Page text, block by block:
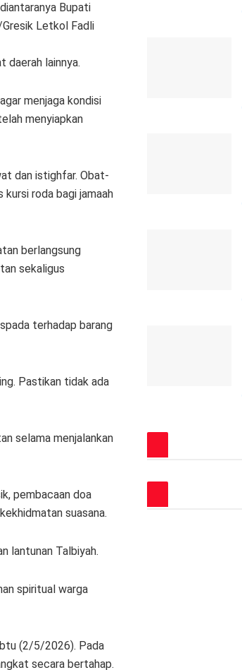
Bupati
Gresik Letkol Fadli
daerah lainnya.
menjaga kondisi
menyiapkan
dan istighfar. Obat-
roda bagi jamaah
berlangsung
sekaligus
terhadap barang
Pastikan tidak ada
selama menjalankan
pembacaan doa
suasana.
lantunan Talbiyah.
spiritual warga
(2/5/2026). Pada
secara bertahap.